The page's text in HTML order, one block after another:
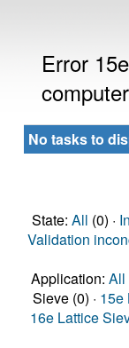
Error
No tasks to
State: All (0) ·
Validation
Application: All
Sieve (0) · 15e
16e Lattice